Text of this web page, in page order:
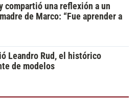
compartió una reflexión a un
de Marco: “Fue aprender a
Leandro Rud, el histórico
de modelos